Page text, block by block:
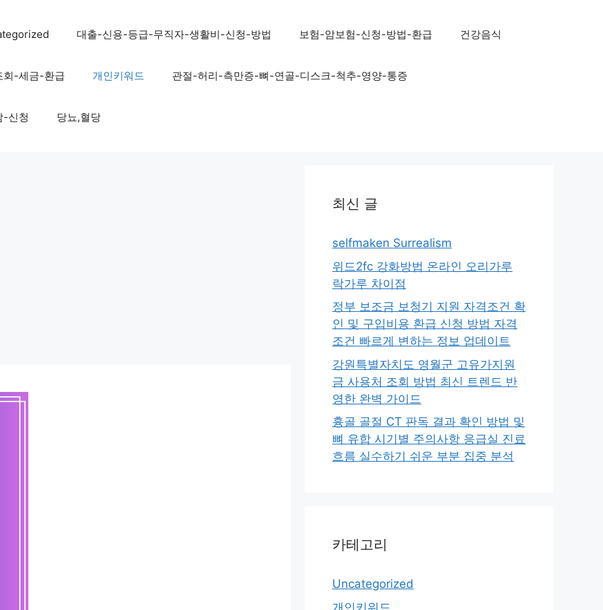
대출-신용-등급-무직자-생활비-신청-방법 보험-암보험-신청-방법-환급 건강음식
-세금-환급 개인키워드 관절-허리-측만증-뼈-연골-디스크-척추-영양-통증
-신청 당뇨,혈당
최신 글
selfmaken Surrealism
위드2fc 강화방법 온라인 오리가루
락가루 차이점
정부 보조금 보청기 지원 자격조건 확
인 및 구입비용 환급 신청 방법 자격
조건 빠르게 변하는 정보 업데이트
강원특별자치도 영월군 고유가지원
금 사용처 조회 방법 최신 트렌드 반
영한 완벽 가이드
흉골 골절 CT 판독 결과 확인 방법 및
뼈 유합 시기별 주의사항 응급실 진료
흐름 실수하기 쉬운 부분 집중 분석
카테고리
Uncategorized
개인키워드